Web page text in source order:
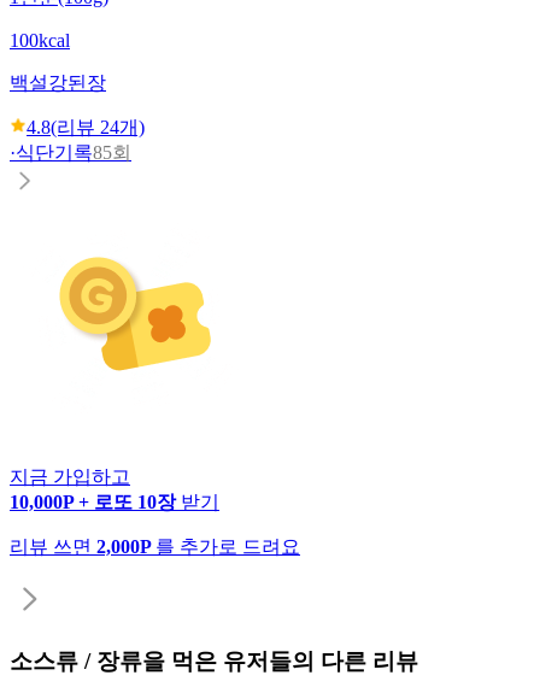
100kcal
백설강된장
4.8(리뷰 24개)
·식단기록85회
지금 가입하고
10,000P + 로또 10장 받기
리뷰 쓰면 2,000P 를 추가로 드려요
소스류 / 장류을 먹은 유저들의 다른 리뷰